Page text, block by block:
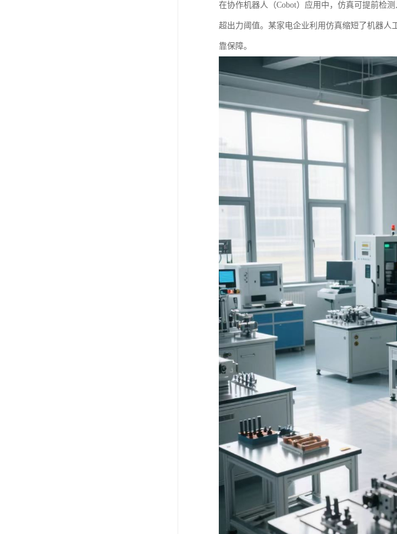
在协作机器人（Cobot）应用中，仿真可提前检
超出力阈值。某家电企业利用仿真缩短了机器人
靠保障。